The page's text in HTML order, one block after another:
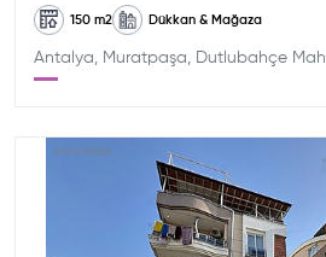
150 m2 Dükkan & Mağaza
Antalya, Muratpaşa, Dutlubahçe Mah